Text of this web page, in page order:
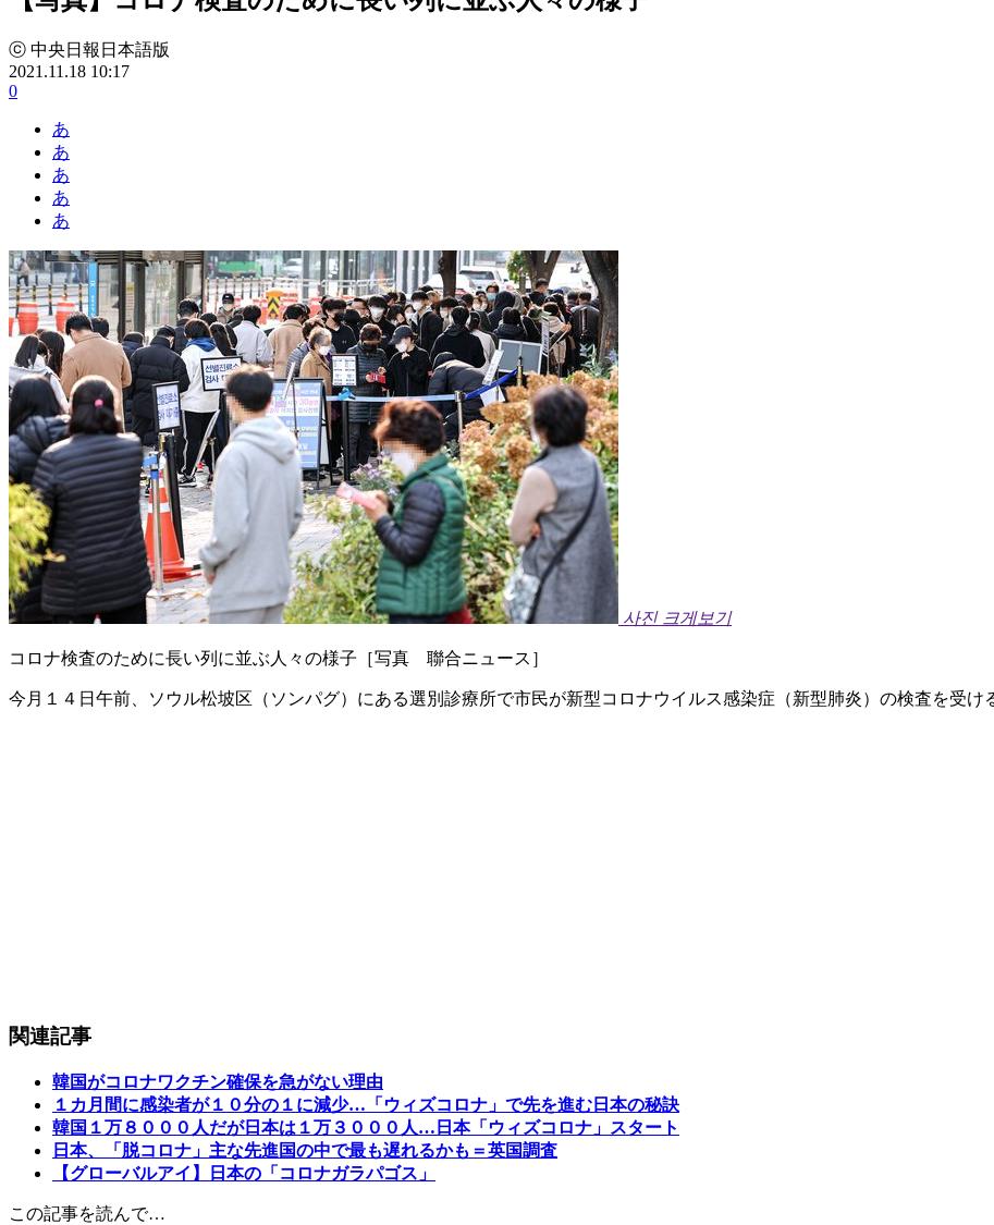
ⓒ 中央日報日本語版
2021.11.18 10:17
0
あ
あ
あ
あ
あ
사진 크게보기
コロナ検査のために長い列に並ぶ人々の様子［写真 聯合ニュース］
今月１４日午前、ソウル松坡区（ソンパグ）にある選別診療所で市民が新型コロナウイルス感染症（新型肺炎）の検査を受け
関連記事
韓国がコロナワクチン確保を急がない理由
１カ月間に感染者が１０分の１に減少…「ウィズコロナ」で先を進む日本の秘訣
韓国１万８０００人だが日本は１万３０００人…日本「ウィズコロナ」スタート
日本、「脱コロナ」主な先進国の中で最も遅れるかも＝英国調査
【グローバルアイ】日本の「コロナガラパゴス」
この記事を読んで…